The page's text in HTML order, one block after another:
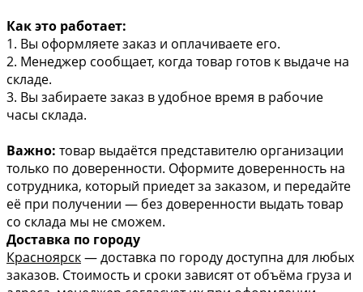
Как это работает:
1. Вы оформляете заказ и оплачиваете его.
2. Менеджер сообщает, когда товар готов к выдаче на
складе.
3. Вы забираете заказ в удобное время в рабочие
часы склада.
Важно: товар выдаётся представителю организации
только по доверенности. Оформите доверенность на
сотрудника, который приедет за заказом, и передайте
её при получении — без доверенности выдать товар
со склада мы не сможем.
Доставка по городу
Красноярск— доставка по городу доступна для любых
заказов. Стоимость и сроки зависят от объёма груза и